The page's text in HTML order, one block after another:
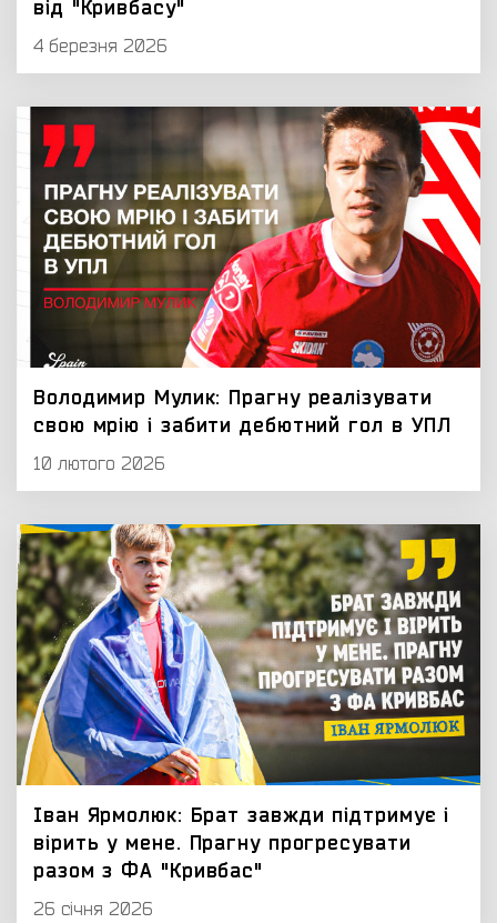
від "Кривбасу"
4 березня 2026
Володимир Мулик: Прагну реалізувати
свою мрію і забити дебютний гол в УПЛ
10 лютого 2026
Іван Ярмолюк: Брат завжди підтримує і
вірить у мене. Прагну прогресувати
разом з ФА "Кривбас"
26 січня 2026